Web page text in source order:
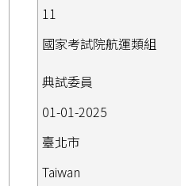
11
國家考試院航運類組
典試委員
01-01-2025
臺北市
Taiwan